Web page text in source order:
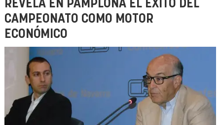
REVELA EN PAMPLONA EL ÉXITO DEL
CAMPEONATO COMO MOTOR
ECONÓMICO